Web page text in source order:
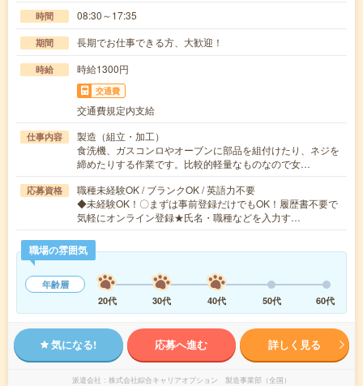
時間 08:30～17:35
期間 長期でお仕事できる方、大歓迎！
時給 時給1300円
交通費
交通費規定内支給
仕事内容
製造（組立・加工）
食洗機、ガスコンロやオーブンに部品を組付けたり、ネジを
締めたりする作業です。比較的軽量なものなので女…
応募資格
職種未経験OK / ブランクOK / 英語力不要
◆未経験OK！〇まずは事前登録だけでもOK！履歴書不要で
気軽にオンライン登録★氏名・職種などを入力す…
職場の雰囲気
年齢層
20代
30代 40代 50代 60代
気になる! 応募へ進む 詳しく見る
派遣会社 株式会社綜合キャリアオプション 製造事業部（全国）